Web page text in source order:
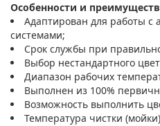
Особенности и
Адаптирован для работы с
системами;
Срок службы при
Выбор нестандартного
Диапазон рабочих
Выполнен из 100%
Возможность выполнить
Температура чистки